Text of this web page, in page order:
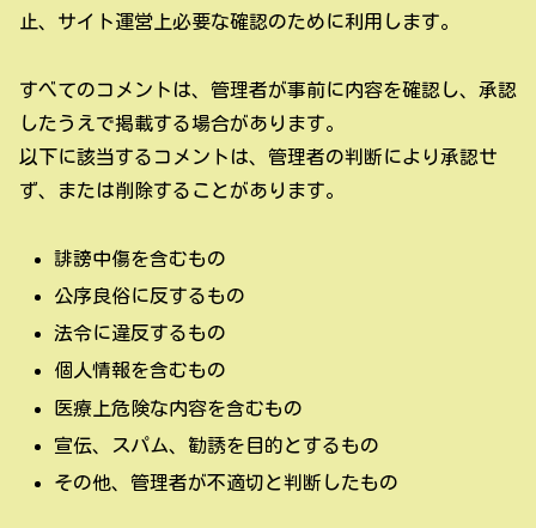
止、サイト運営上必要な確認のために利用します。
すべてのコメントは、管理者が事前に内容を確認し、承認
したうえで掲載する場合があります。
以下に該当するコメントは、管理者の判断により承認せ
ず、または削除することがあります。
誹謗中傷を含むもの
公序良俗に反するもの
法令に違反するもの
個人情報を含むもの
医療上危険な内容を含むもの
宣伝、スパム、勧誘を目的とするもの
その他、管理者が不適切と判断したもの